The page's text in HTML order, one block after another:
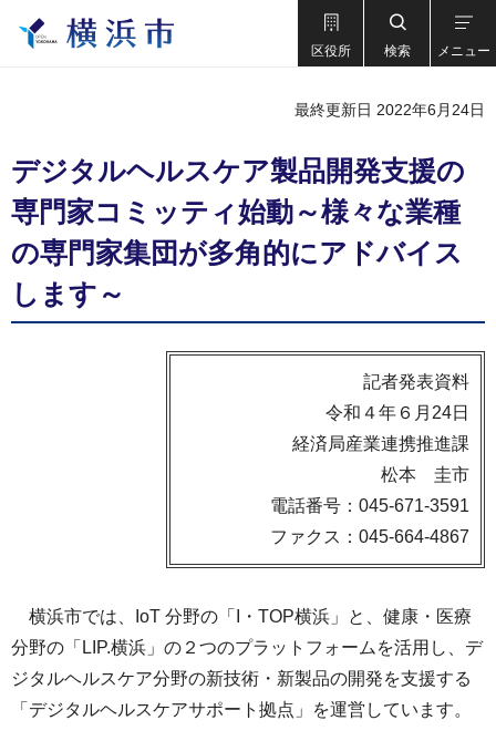
区役所 検索 メニュー
最終更新日 2022年6月24日
デジタルヘルスケア製品開発支援の
専門家コミッティ始動～様々な業種
の専門家集団が多角的にアドバイス
します～
記者発表資料
令和４年６月24日
経済局産業連携推進課
松本 圭市
電話番号：045-671-3591
ファクス：045-664-4867
横浜市では、IoT 分野の「I・TOP横浜」と、健康・医療
分野の「LIP.横浜」の２つのプラットフォームを活用し、デ
ジタルヘルスケア分野の新技術・新製品の開発を支援する
「デジタルヘルスケアサポート拠点」を運営しています。